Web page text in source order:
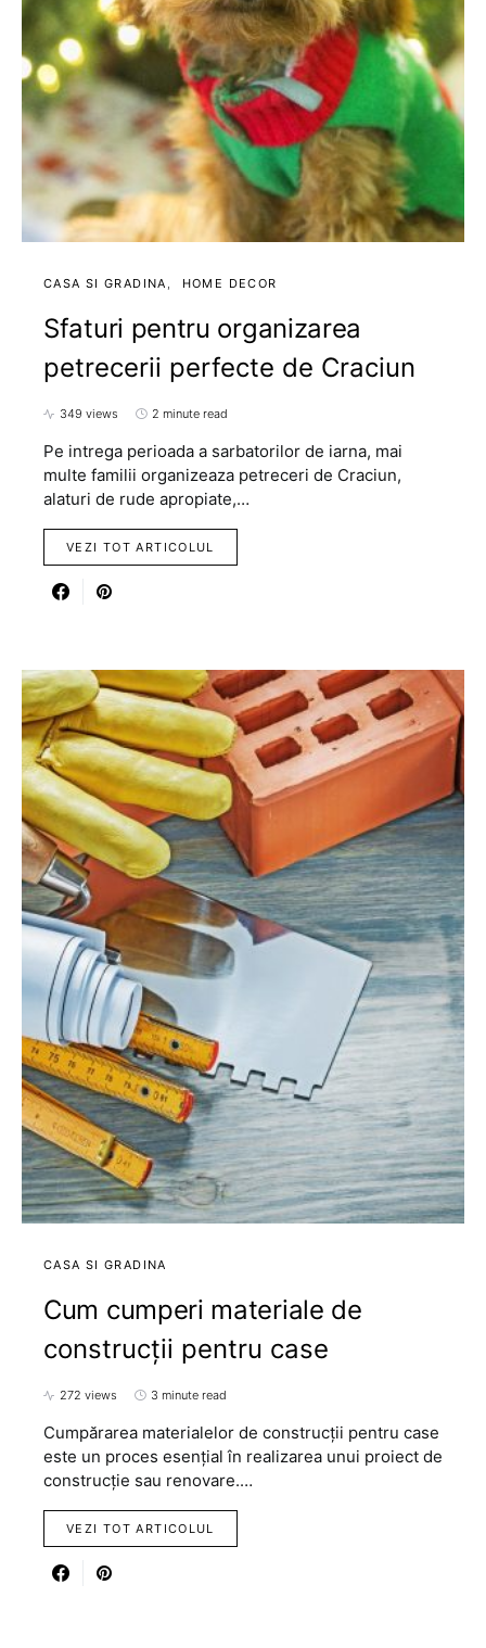
CASA SI GRADINA HOME DECOR
Sfaturi pentru organizarea
petrecerii perfecte de Craciun
349 views 2 minute read
Pe intrega perioada a sarbatorilor de iarna, mai
multe familii organizeaza petreceri de Craciun,
alaturi de rude apropiate,…
VEZI TOT ARTICOLUL
CASA SI GRADINA
Cum cumperi materiale de
construcții pentru case
272 views 3 minute read
Cumpărarea materialelor de construcții pentru case
este un proces esențial în realizarea unui proiect de
construcție sau renovare.…
VEZI TOT ARTICOLUL